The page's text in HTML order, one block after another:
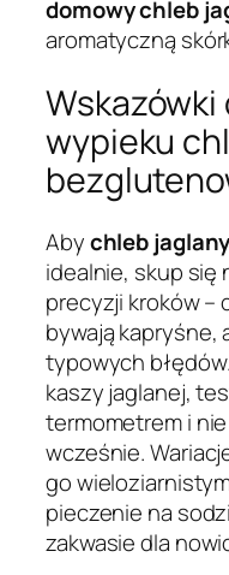
domowy chleb
aromatyczną
wypieku
Abychleb jaglany
idealnie, skup się
precyzji kroków
bywają kapryśne,
typowych
kaszy jaglanej,
termometrem i
wcześnie.
go
pieczenie na
zakwasie dla